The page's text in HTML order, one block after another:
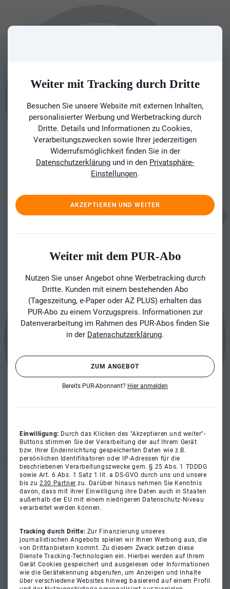
Weiter mit Tracking durch Dritte
Besuchen Sie unsere Website mit externen Inhalten,
personalisierter Werbung und Werbetracking durch
Dritte. Details und Informationen zu Cookies,
Verarbeitungszwecken sowie Ihrer jederzeitigen
Widerrufsmöglichkeit finden Sie in der
Datenschutzerklärung und in den Privatsphäre-
Einstellungen.
AKZEPTIEREN UND WEITER
Weiter mit dem PUR-Abo
Nutzen Sie unser Angebot ohne Werbetracking durch
Dritte. Kunden mit einem bestehenden Abo
(Tageszeitung, e-Paper oder AZ PLUS) erhalten das
PUR-Abo zu einem Vorzugspreis. Informationen zur
Datenverarbeitung im Rahmen des PUR-Abos finden Sie
in der Datenschutzerklärung.
ZUM ANGEBOT
Bereits PUR-Abonnent? Hier anmelden
Einwilligung: Durch das Klicken des "Akzeptieren und weiter"-
Buttons stimmen Sie der Verarbeitung der auf Ihrem Gerät
bzw. Ihrer Endeinrichtung gespeicherten Daten wie z.B.
persönlichen Identifikatoren oder IP-Adressen für die
beschriebenen Verarbeitungszwecke gem. § 25 Abs. 1 TDDDG
sowie Art. 6 Abs. 1 Satz 1 lit. a DS-GVO durch uns und unsere
bis zu230 Partner zu. Darüber hinaus nehmen Sie Kenntnis
davon, dass mit ihrer Einwilligung ihre Daten auch in Staaten
außerhalb der EU mit einem niedrigeren Datenschutz-Niveau
verarbeitet werden können.
Tracking durch Dritte: Zur Finanzierung unseres
journalistischen Angebots spielen wir Ihnen Werbung aus, die
von Drittanbietern kommt. Zu diesem Zweck setzen diese
Dienste Tracking-Technologien ein. Hierbei werden auf Ihrem
Gerät Cookies gespeichert und ausgelesen oder Informationen
wie die Gerätekennung abgerufen, um Anzeigen und Inhalte
über verschiedene Websites hinweg basierend auf einem Profil